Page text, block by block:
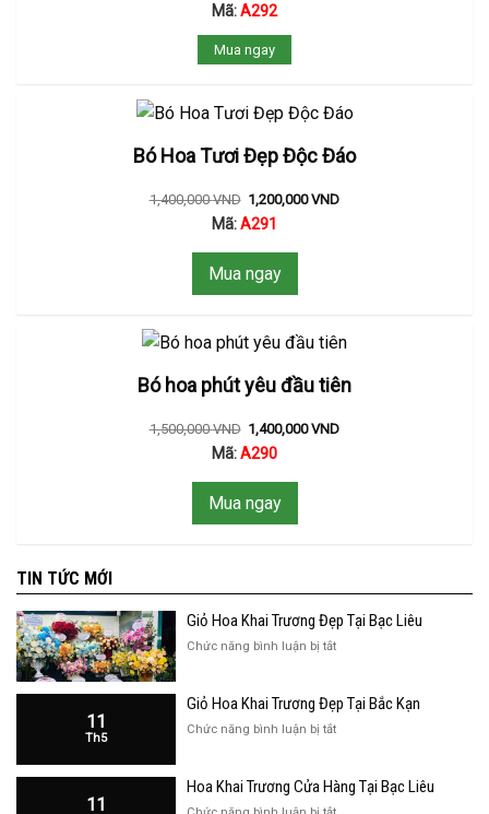
Mã:A292
Mua ngay
Bó Hoa Tươi Đẹp Độc Đáo
1,400,000VND 1,200,000VND
Mã:A291
Mua ngay
Bó hoa phút yêu đầu tiên
1,500,000VND 1,400,000VND
Mã:A290
Mua ngay
TIN TỨC MỚI
Giỏ Hoa Khai Trương Đẹp Tại Bạc Liêu
Chức năng bình luận bị tắtở
Khai
Liêu
11
Th5
Giỏ Hoa Khai Trương Đẹp Tại Bắc Kạn
Chức năng bình luận bị tắtở
Khai
11
Hoa Khai Trương Cửa Hàng Tại Bạc Liêu